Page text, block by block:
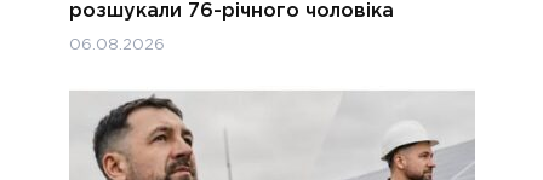
розшукали 76-річного чоловіка
06.08.2026